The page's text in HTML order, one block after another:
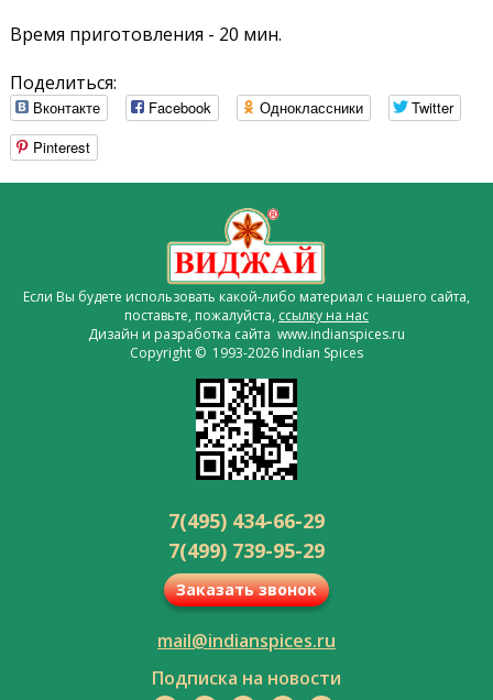
Время приготовления - 20 мин.
Поделиться:
Вконтакте Facebook Одноклассники
Twitter
Pinterest
Если Вы будете использовать какой-либо материал с нашего сайта,
поставьте, пожалуйста, ссылку на нас
Дизайн и разработка сайта www.indianspices.ru
Copyright © 1993-2026 Indian Spices
7(495) 434-66-29
7(499) 739-95-29
Заказать звонок
mail@indianspices.ru
Подписка на новости